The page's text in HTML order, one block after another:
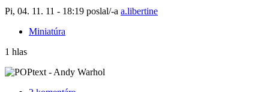
Pi, 04. 11. 11 - 18:19 poslal/-a a.libertine
Miniatúra
1 hlas